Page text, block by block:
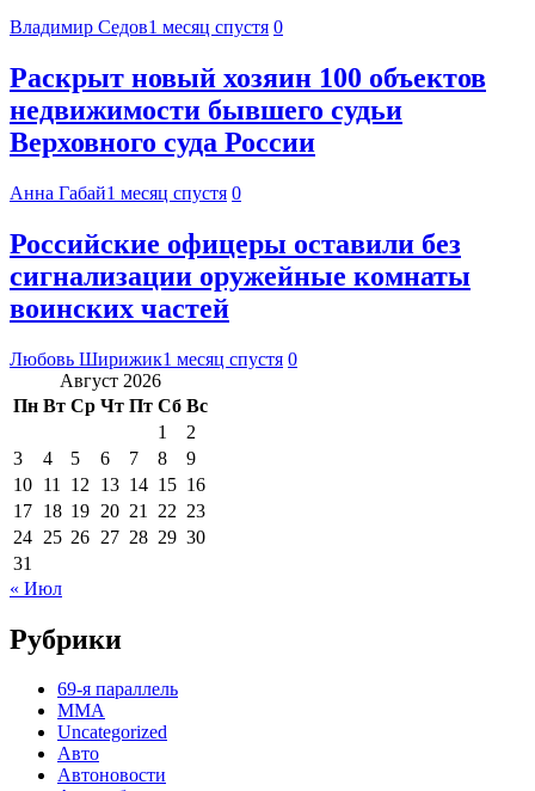
Владимир Седов1 месяц спустя 0
Раскрыт новый хозяин 100 объектов
недвижимости бывшего судьи
Верховного суда России
Анна Габай1 месяц спустя 0
Российские офицеры оставили без
сигнализации оружейные комнаты
воинских частей
Любовь Ширижик1 месяц спустя 0
Август 2026
Пн Вт Ср Чт Пт Сб Вс
1
2
3
4 5 6 7 8
9
10 11 12 13 14 15 16
17 18 19 20 21 22 23
24 25 26 27 28 29 30
31
« Июл
Рубрики
69-я параллель
MMA
Uncategorized
Авто
Автоновости